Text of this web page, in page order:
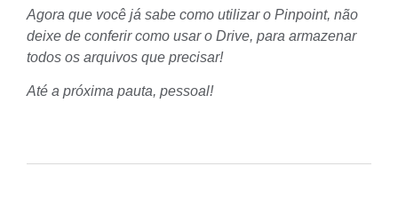
Agora que você já sabe como utilizar o Pinpoint, não
deixe de conferircomo usar o Drive, para armazenar
todos os arquivos que precisar!
Até a próxima pauta, pessoal!